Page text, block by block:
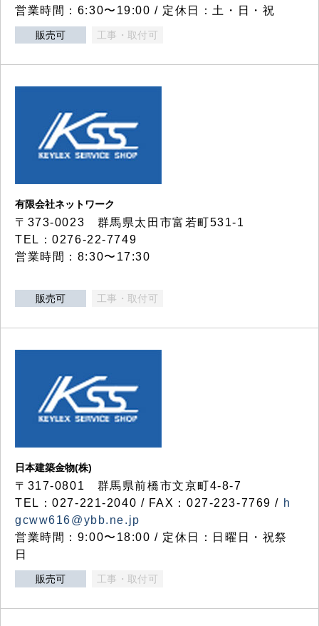
営業時間：6:30〜19:00 / 定休日：土・日・祝
販売可 工事・取付可
有限会社ネットワーク
〒373-0023 群馬県太田市富若町531-1
TEL：0276-22-7749
営業時間：8:30〜17:30
販売可 工事・取付可
日本建築金物(株)
〒317‐0801 群馬県前橋市文京町4-8-7
TEL：027-221-2040 / FAX：027-223-7769 / h
gcww616@ybb.ne.jp
営業時間：9:00〜18:00 / 定休日：日曜日・祝祭
日
販売可 工事・取付可